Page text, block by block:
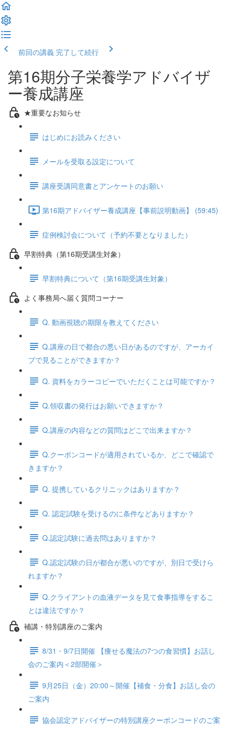
前回の講義 完了して続行
第16期分子栄養学アドバイザ
ー養成講座
★重要なお知らせ
はじめにお読みください
メールを受取る設定について
講座受講同意書とアンケートのお願い
第16期アドバイザー養成講座【事前説明動画】 (59:45)
症例検討会について（予約不要となりました）
早割特典（第16期受講生対象）
早割特典について（第16期受講生対象）
よく事務局へ届く質問コーナー
Q. 動画視聴の期限を教えてください
Q.講座の日で都合の悪い日があるのですが、アーカイ
ブで見ることができますか？
Q. 資料をカラーコピーでいただくことは可能ですか？
Q.領収書の発行はお願いできますか？
Q.講座の内容などの質問はどこで出来ますか？
Q.クーポンコードが適用されているか、どこで確認で
きますか？
Q. 提携しているクリニックはありますか？
Q. 認定試験を受けるのに条件などありますか？
Q.認定試験に過去問はありますか？
Q.認定試験の日が都合が悪いのですが、別日で受けら
れますか？
Q.クライアントの血液データを見て食事指導をするこ
とは違法ですか？
補講・特別講座のご案内
8/31・9/7日開催 【痩せる魔法の7つの食習慣】お話し
会のご案内＜2部開催＞
9月25日（金）20:00～開催【補食・分食】お話し会の
ご案内
協会認定アドバイザーの特別講座クーポンコードのご案